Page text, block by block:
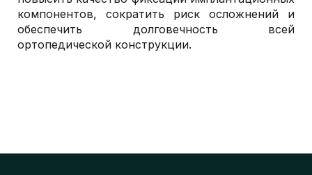
компонентов, сократить риск осложнений и
обеспечить долговечность всей
ортопедической конструкции.